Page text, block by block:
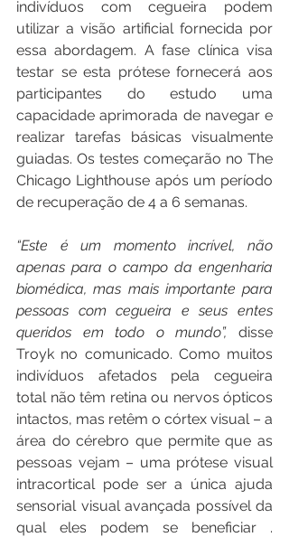
indivíduos com cegueira podem
utilizar a visão artificial fornecida por
essa abordagem. A fase clínica visa
testar se esta prótese fornecerá aos
participantes do estudo uma
capacidade aprimorada de navegar e
realizar tarefas básicas visualmente
guiadas. Os testes começarão no The
Chicago Lighthouse após um período
de recuperação de 4 a 6 semanas.
“Este é um momento incrível, não
apenas para o campo da engenharia
biomédica, mas mais importante para
pessoas com cegueira e seus entes
queridos em todo o mundo”, disse
Troyk no comunicado. Como muitos
indivíduos afetados pela cegueira
total não têm retina ou nervos ópticos
intactos, mas retêm o córtex visual – a
área do cérebro que permite que as
pessoas vejam – uma prótese visual
intracortical pode ser a única ajuda
sensorial visual avançada possível da
qual eles podem se beneficiar .